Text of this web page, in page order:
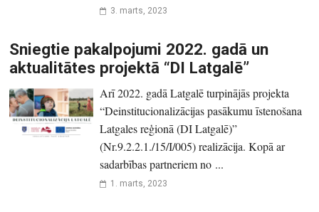
3. marts, 2023
Sniegtie pakalpojumi 2022. gadā un
aktualitātes projektā “DI Latgalē”
Arī 2022. gadā Latgalē turpinājās projekta
“Deinstitucionalizācijas pasākumu īstenošana
Latgales reģionā (DI Latgalē)”
(Nr.9.2.2.1./15/I/005) realizācija. Kopā ar
sadarbības partneriem no ...
1. marts, 2023